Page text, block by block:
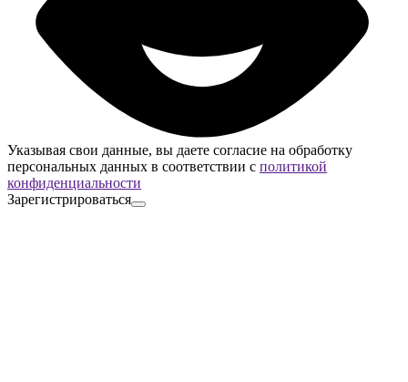
Указывая свои данные, вы даете согласие на обработку
персональных данных в соответствии с политикой
конфиденциальности
Зарегистрироваться